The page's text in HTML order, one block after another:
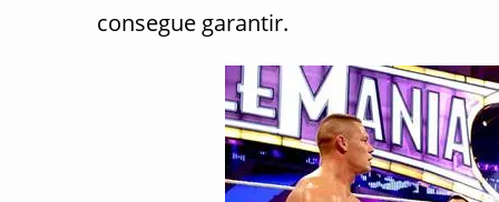
consegue garantir.